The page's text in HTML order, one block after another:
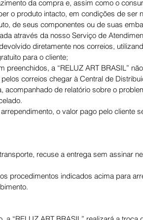
da compra e, assim como o
o produto intacto, em condições de ser
de seus componentes ou de suas
através da nosso Serviço de
diretamente nos correios,
para o cliente;
preenchidos, a “RELUZ ART BRASIL”
correios chegar à Central de
acompanhado de relatório sobre o
o valor pago pelo cliente
recuse a entrega sem assinar
procedimentos indicados acima para